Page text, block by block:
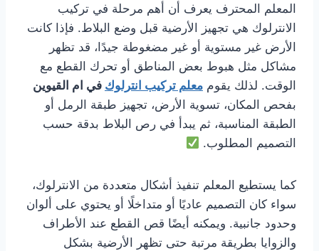
المعلم المحترف يعرف أن أهم مرحلة في تركيب
الانترلوك هي تجهيز الأرضية قبل وضع البلاط. فإذا كانت
الأرض غير مستوية أو غير مضغوطة جيدًا، قد تظهر
مشاكل مثل هبوط بعض المناطق أو تحرك القطع مع
الوقت. لذلك يقوم معلم تركيب انترلوك في ام القيوين
بفحص المكان، تسوية الأرض، تجهيز طبقة الرمل أو
الطبقة المناسبة، ثم يبدأ في رص البلاط بدقة حسب
التصميم المطلوب.
كما يستطيع المعلم تنفيذ أشكال متعددة من الانترلوك،
سواء كان التصميم عاديًا أو متداخلًا أو يحتوي على ألوان
وحدود جانبية. ويمكنه أيضًا قص القطع عند الأطراف
والزوايا بطريقة مرتبة حتى تظهر الأرضية بشكل